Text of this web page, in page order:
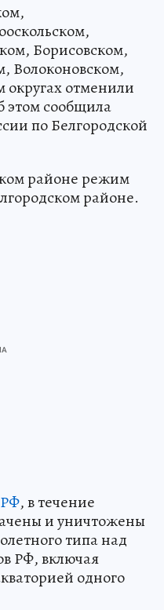
Борисовском,
Волоконовском,
округах отменили
этом сообщила
по Белгородской
районе режим
районе.
, в течение
и уничтожены
типа над
РФ, включая
одного